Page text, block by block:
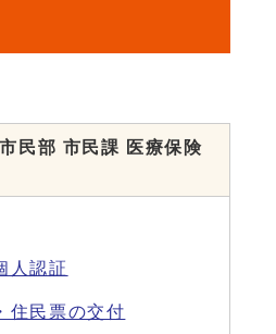
民部 市民課 医療保険
人認証
住民票の交付